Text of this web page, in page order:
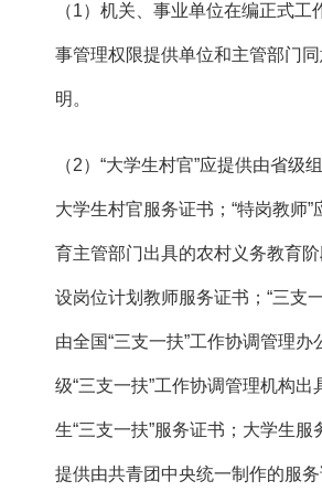
（1）机关、事业单位在编正式工
事管理权限提供单位和主管部门
明。
（2）“大学生村官”应提供由省级
大学生村官服务证书；“特岗教师”
育主管部门出具的农村义务教育
设岗位计划教师服务证书；“三支
由全国“三支一扶”工作协调管理办
级“三支一扶”工作协调管理机构出
生“三支一扶”服务证书；大学生服
提供由共青团中央统一制作的服